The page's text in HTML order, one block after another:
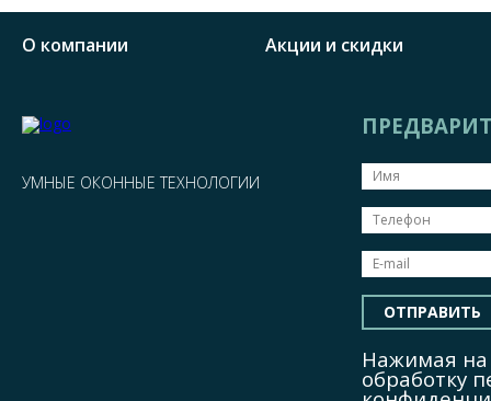
О компании Акции и скидки
УМНЫЕ ОКОННЫЕ ТЕХНОЛОГИИ
ОТПРАВИТЬ
Нажимая на
обработку